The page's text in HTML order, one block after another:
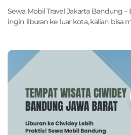
Sewa Mobil Travel Jakarta Bandung
ingin liburan ke luar kota, kalian bisa